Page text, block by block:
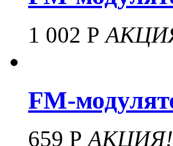
1 002 Р
FM-
659 РАКЦИЯ!